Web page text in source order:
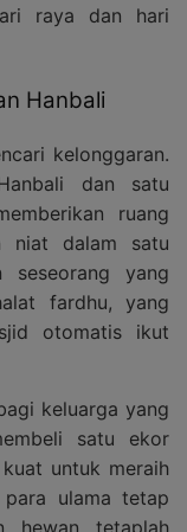
raya dan hari
Hanbali
kelonggaran.
dan satu
ruang
niat dalam satu
seseorang yang
fardhu, yang
otomatis ikut
keluarga yang
satu ekor
untuk meraih
para ulama tetap
hewan tetaplah